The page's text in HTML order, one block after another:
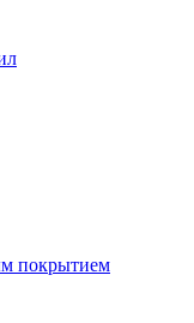
покрытием